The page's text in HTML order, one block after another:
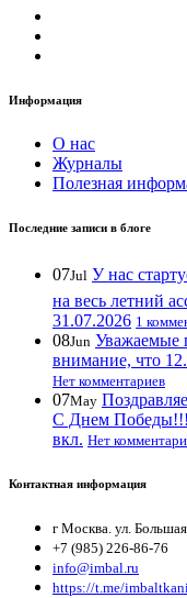
Информация
О нас
Журналы
Полезная
Последние записи в блоге
07Jul У нас
на весь летний
31.07.2026 1
08Jun Уважаемые
внимание, что
Нет комментариев
07May
С Днем Победы!!!
вкл. Нет
Контактная информация
г Москва. ул.
+7 (985) 226-86-76
info@imbal.ru
https://t.me/